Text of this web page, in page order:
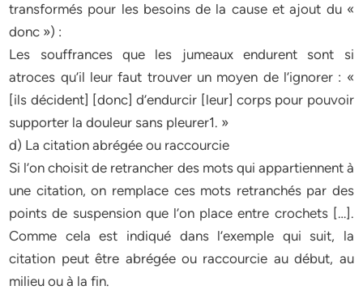
transformés pour les besoins de la cause et ajout du «
donc ») :
Les souffrances que les jumeaux endurent sont si
atroces qu’il leur faut trouver un moyen de l’ignorer : «
[ils décident] [donc] d’endurcir [leur] corps pour pouvoir
supporter la douleur sans pleurer1. »
d) La citation abrégée ou raccourcie
Si l’on choisit de retrancher des mots qui appartiennent à
une citation, on remplace ces mots retranchés par des
points de suspension que l’on place entre crochets […].
Comme cela est indiqué dans l’exemple qui suit, la
citation peut être abrégée ou raccourcie au début, au
milieu ou à la fin.